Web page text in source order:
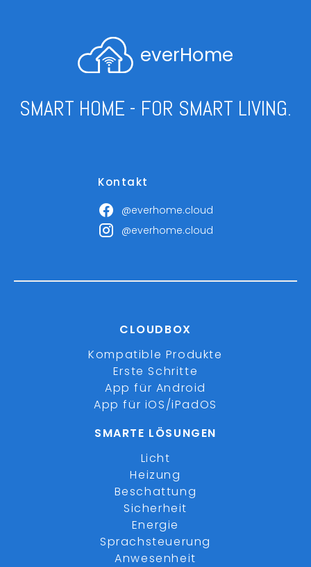
everHome
SMART HOME - FOR SMART LIVING.
Kontakt
@everhome.cloud
@everhome.cloud
CLOUDBOX
Kompatible Produkte
Erste Schritte
App für Android
App für iOS/iPadOS
SMARTE LÖSUNGEN
Licht
Heizung
Beschattung
Sicherheit
Energie
Sprachsteuerung
Anwesenheit